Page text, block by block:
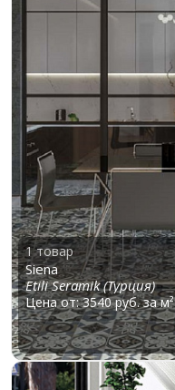
1 товар
Siena
Etili Seramik (Турция)
Цена от: 3540 руб. за м²